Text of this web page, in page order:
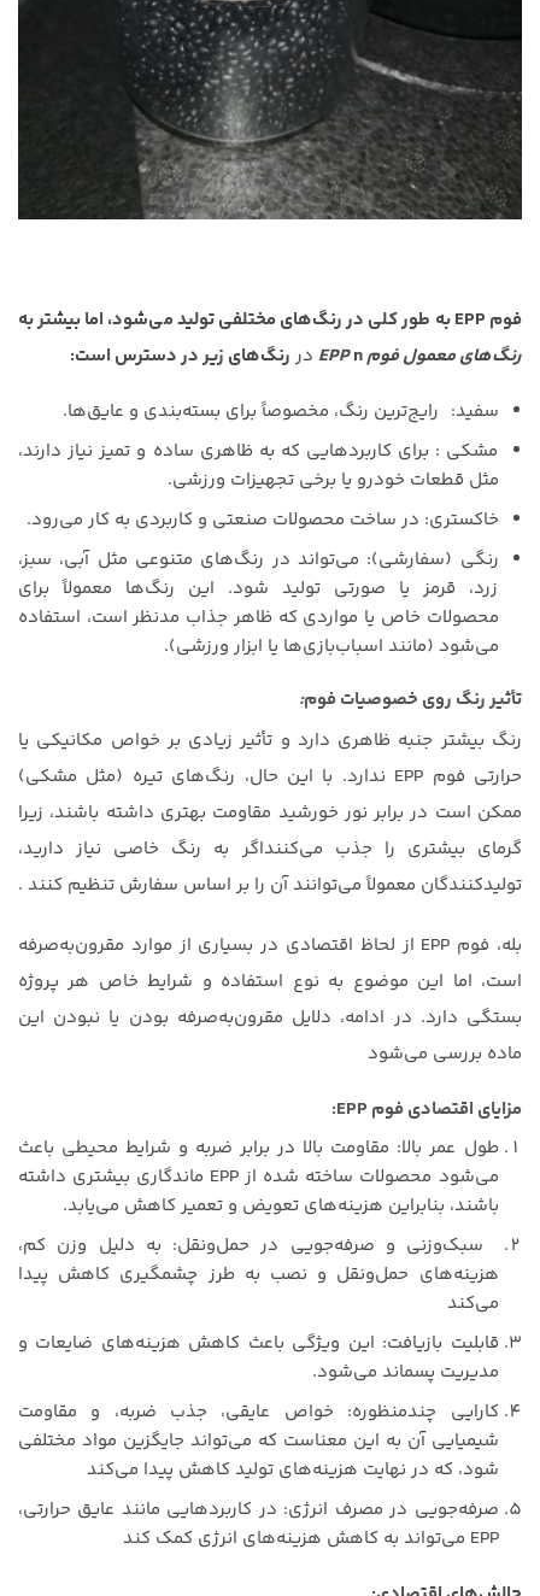
فوم EPP به طور کلی در رنگ‌های مختلفی تولید می‌شود، اما بیشتر به
رنگ‌های معمول فوم EPPn در رنگ‌های زیر در دسترس است:
سفید: رایج‌ترین رنگ، مخصوصاً برای بسته‌بندی و عایق‌ها.
مشکی : برای کاربردهایی که به ظاهری ساده و تمیز نیاز دارند،
مثل قطعات خودرو یا برخی تجهیزات ورزشی.
خاکستری: در ساخت محصولات صنعتی و کاربردی به کار می‌رود.
رنگی (سفارشی): می‌تواند در رنگ‌های متنوعی مثل آبی، سبز،
زرد، قرمز یا صورتی تولید شود. این رنگ‌ها معمولاً برای
محصولات خاص یا مواردی که ظاهر جذاب مدنظر است، استفاده
می‌شود (مانند اسباب‌بازی‌ها یا ابزار ورزشی).
تأثیر رنگ روی خصوصیات فوم:
رنگ بیشتر جنبه ظاهری دارد و تأثیر زیادی بر خواص مکانیکی یا
حرارتی فوم EPP ندارد. با این حال، رنگ‌های تیره (مثل مشکی)
ممکن است در برابر نور خورشید مقاومت بهتری داشته باشند، زیرا
گرمای بیشتری را جذب می‌کننداگر به رنگ خاصی نیاز دارید،
تولیدکنندگان معمولاً می‌توانند آن را بر اساس سفارش تنظیم کنند .
بله، فوم EPP از لحاظ اقتصادی در بسیاری از موارد مقرون‌به‌صرفه
است، اما این موضوع به نوع استفاده و شرایط خاص هر پروژه
بستگی دارد. در ادامه، دلایل مقرون‌به‌صرفه بودن یا نبودن این
ماده بررسی می‌شود
مزایای اقتصادی فوم EPP:
طول عمر بالا: مقاومت بالا در برابر ضربه و شرایط محیطی باعث
می‌شود محصولات ساخته شده از EPP ماندگاری بیشتری داشته
باشند، بنابراین هزینه‌های تعویض و تعمیر کاهش می‌یابد.
سبک‌وزنی و صرفه‌جویی در حمل‌ونقل: به دلیل وزن کم،
هزینه‌های حمل‌ونقل و نصب به طرز چشمگیری کاهش پیدا
می‌کند
قابلیت بازیافت: این ویژگی باعث کاهش هزینه‌های ضایعات و
مدیریت پسماند می‌شود.
کارایی چندمنظوره: خواص عایقی، جذب ضربه، و مقاومت
شیمیایی آن به این معناست که می‌تواند جایگزین مواد مختلفی
شود، که در نهایت هزینه‌های تولید کاهش پیدا می‌کند
صرفه‌جویی در مصرف انرژی: در کاربردهایی مانند عایق حرارتی،
EPP می‌تواند به کاهش هزینه‌های انرژی کمک کند